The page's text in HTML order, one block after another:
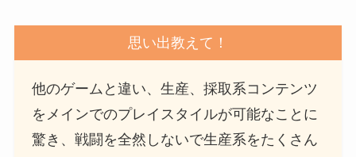
思い出教えて！
他のゲームと違い、生産、採取系コンテンツ
をメインでのプレイスタイルが可能なことに
驚き、戦闘を全然しないで生産系をたくさん